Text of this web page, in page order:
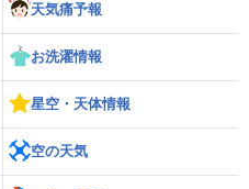
天気痛予報
お洗濯情報
星空・天体情報
空の天気